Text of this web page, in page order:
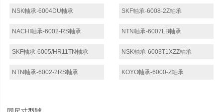
NSK軸承-6004DU軸承 SKF軸承-6008-2Z軸承
NACHI軸承-6002-RS軸承 NTN軸承-6007LB軸承
SKF軸承-6005/HR11TN軸承 NSK軸承-6003T1XZZ軸承
NTN軸承-6002-2RS軸承 KOYO軸承-6000-Z軸承